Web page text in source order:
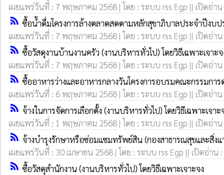
เผยแพร่วันที่ : 7 พฤษภาคม 2568 | โดย : ระบบ rss Egp || เปิดอ่า
rss_feed ซื้อน้ำดื่มโครงการล้างตลาดสดตามหลักสุขาภิบาลประจำปีง
เผยแพร่วันที่ : 7 พฤษภาคม 2568 | โดย : ระบบ rss Egp || เปิดอ่า
rss_feed ซื้อวัสดุงานบ้านงานครัว (งานบริหารทั่วไป) โดยวิธีเฉพาะเจาะจ
เผยแพร่วันที่ : 7 พฤษภาคม 2568 | โดย : ระบบ rss Egp || เปิดอ่า
rss_feed ซื้ออาหารว่างและอาหารกลางวันโครงการอบรมคณะกรรมก
เผยแพร่วันที่ : 6 พฤษภาคม 2568 | โดย : ระบบ rss Egp || เปิดอ่า
rss_feed จ้างในการจัดการเลือกตั้ง (งานบริหารทั่วไป) โดยวิธีเฉพาะเจาะ
เผยแพร่วันที่ : 1 พฤษภาคม 2568 | โดย : ระบบ rss Egp || เปิดอ่า
rss_feed จ้างบำรุงรักษาหรือซ่อมแซมทรัพย์สิน (กองสาธารณสุขและสิ่งแ
เผยแพร่วันที่ : 30 เมษายน 2568 | โดย : ระบบ rss Egp || เปิดอ่าน
rss_feed ซื้อวัสดุสำนักงาน (งานบริหารทั่วไป) โดยวิธีเฉพาะเจาะจง